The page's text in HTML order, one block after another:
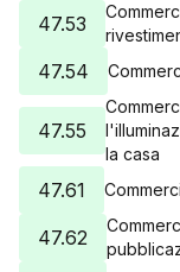
47.53
47.54
47.55
la casa
47.61
47.62